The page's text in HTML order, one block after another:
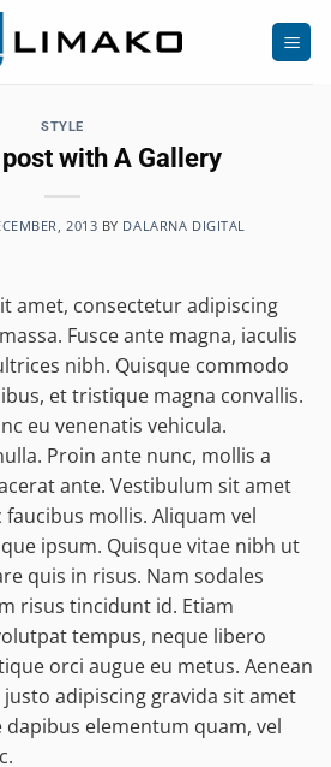
STYLE
with A Gallery
2013 BY DALARNA DIGITAL
amet, consectetur adipiscing
Fusce ante magna, iaculis
nibh. Quisque commodo
et tristique magna convallis.
eu venenatis vehicula.
Proin ante nunc, mollis a
ante. Vestibulum sit amet
mollis. Aliquam vel
ipsum. Quisque vitae nibh ut
quis in risus. Nam sodales
risus tincidunt id. Etiam
tempus, neque libero
orci augue eu metus. Aenean
adipiscing gravida sit amet
dapibus elementum quam, vel